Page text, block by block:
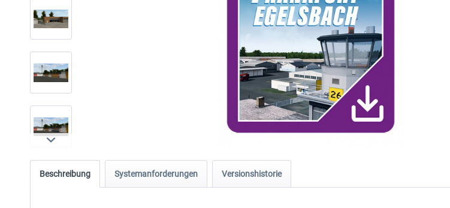
Beschreibung Systemanforderungen Versionshistorie